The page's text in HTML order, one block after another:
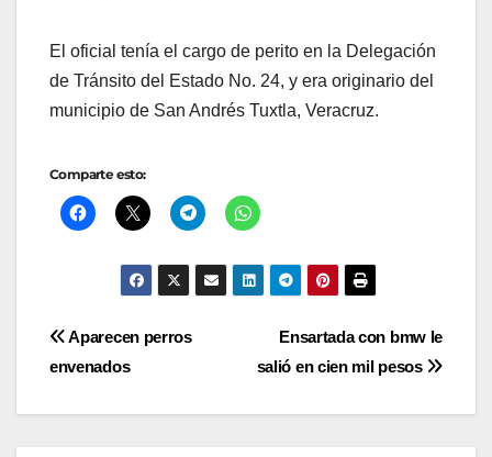
El oficial tenía el cargo de perito en la Delegación
de Tránsito del Estado No. 24, y era originario del
municipio de San Andrés Tuxtla, Veracruz.
Comparte esto:
Navegación
Ensartada con bmw le
salió en cien mil pesos
Aparecen perros
envenados